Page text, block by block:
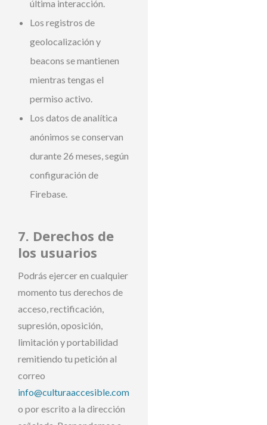
última interacción.
Los registros de
geolocalización y
beacons se mantienen
mientras tengas el
permiso activo.
Los datos de analítica
anónimos se conservan
durante 26 meses, según
configuración de
Firebase.
7. Derechos de
los usuarios
Podrás ejercer en cualquier
momento tus derechos de
acceso, rectificación,
supresión, oposición,
limitación y portabilidad
remitiendo tu petición al
correo
info@culturaaccesible.com
o por escrito a la dirección